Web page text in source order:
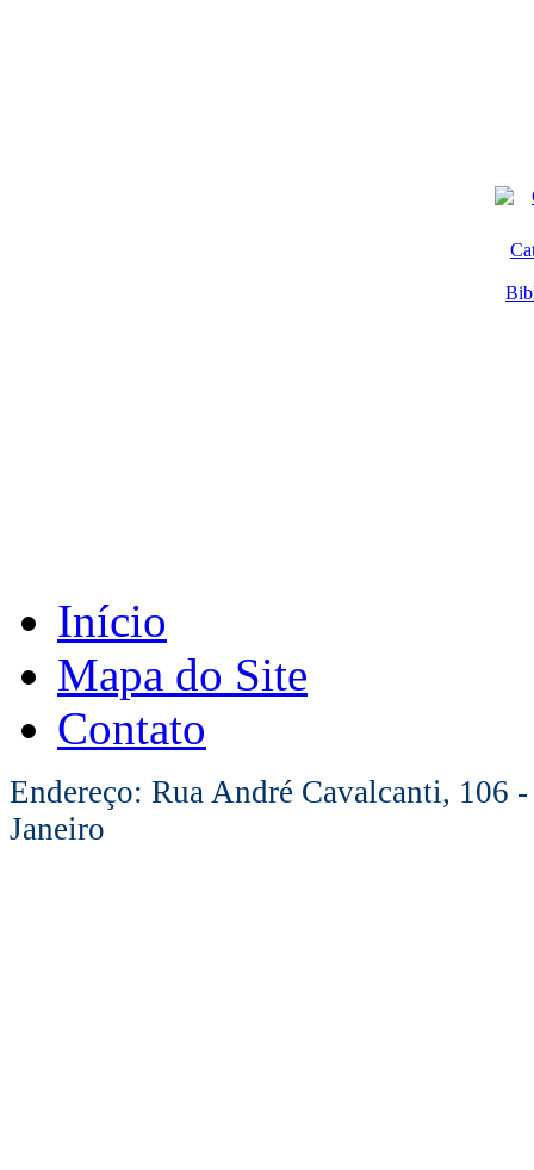
Início
Mapa do Site
Contato
Endereço: Rua André Cavalcanti, 106
Janeiro